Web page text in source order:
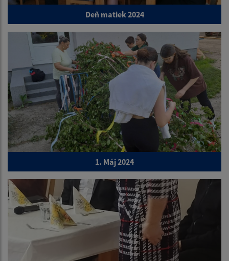
Deň matiek 2024
1. Máj 2024